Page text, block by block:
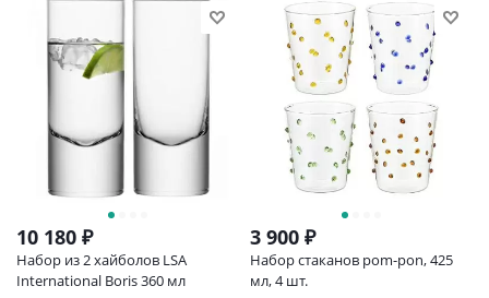
10 180 ₽
Набор из 2 хайболов LSA
International Boris 360 мл
3 900 ₽
Набор стаканов pom-pon, 425
мл, 4 шт.